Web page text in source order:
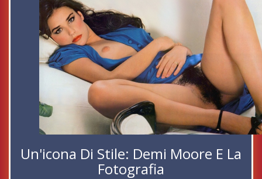
Un'icona Di Stile: Demi Moore E La
Fotografia